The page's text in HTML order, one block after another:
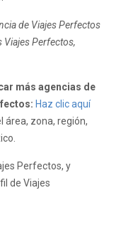
de Viajes Perfectos
Viajes Perfectos,
más agencias de
Haz clic aquí
área, zona, región,
Perfectos, y
de Viajes